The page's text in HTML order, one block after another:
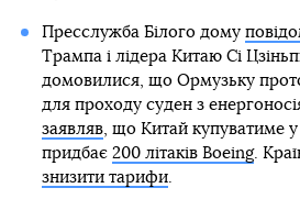
Пресслужба Білого дому
Трампа і лідера Китаю Сі
домовилися, що Ормузьку
для проходу суден з
заявляв, що Китай купуватиме
придбає 200 літаків Boeing.
знизити тарифи.